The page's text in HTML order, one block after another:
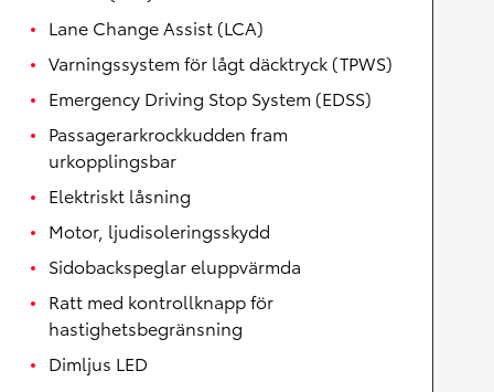
Lane Change Assist (LCA)
Varningssystem för lågt däcktryck (TPWS)
Emergency Driving Stop System (EDSS)
Passagerarkrockkudden fram
urkopplingsbar
Elektriskt låsning
Motor, ljudisoleringsskydd
Sidobackspeglar eluppvärmda
Ratt med kontrollknapp för
hastighetsbegränsning
Dimljus LED